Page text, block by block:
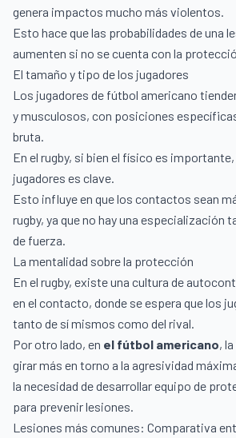
genera impactos mucho más violentos.
Esto hace que las probabilidades de una
aumenten si no se cuenta con la
El tamaño y tipo de los jugadores
Los jugadores de fútbol americano
y musculosos, con posiciones
bruta.
En el rugby, si bien el físico es
jugadores es clave.
Esto influye en que los contactos sean
rugby, ya que no hay una especialización
de fuerza.
La mentalidad sobre la protección
En el rugby, existe una cultura de
en el contacto, donde se espera que los
tanto de sí mismos como del rival.
Por otro lado, en el fútbol americano,
girar más en torno a la agresividad
la necesidad de desarrollar equipo de
para prevenir lesiones.
Lesiones más comunes: Comparativa